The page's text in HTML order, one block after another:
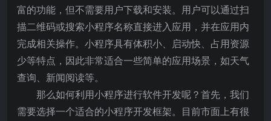
富的功能，但不需要用户下载和安装。用户可以通过扫
描二维码或搜索小程序名称直接进入应用，并在应用内
完成相关操作。小程序具有体积小、启动快、占用资源
少等特点，因此非常适合一些简单的应用场景，如天气
查询、新闻阅读等。
那么如何利用小程序进行软件开发呢？首先，我们
需要选择一个适合的小程序开发框架。目前市面上有很